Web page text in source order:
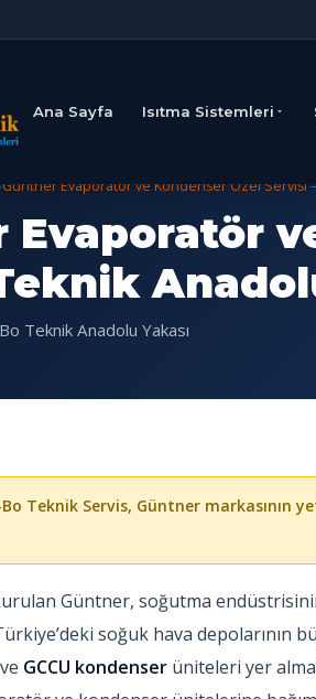
Ana Sayfa Isıtma Sistemleri
Güntner Evaporatör ve Kondenser Özel Servisi
Evaporatör
Teknik Anadolu Yakası
Bo Teknik Servis, Güntner markasının
kurulan Güntner, soğutma
soğuk hava depolarının
ve GCCU kondenser üniteleri yer